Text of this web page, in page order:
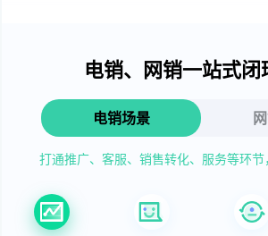
电销、网销一站式闭
电销场景
打通推广、客服、销售转化、服务等环